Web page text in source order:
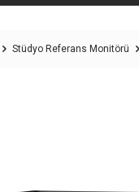
Stüdyo Referans Monitörü